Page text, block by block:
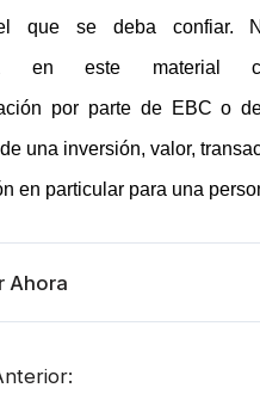
que se deba confiar.
en este material
por parte de EBC o
una inversión, valor,
en particular para una
Ahora